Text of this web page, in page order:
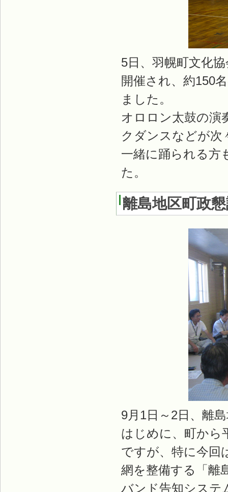
5日、羽幌町文化
開催され、約150
ました。
オロロン太鼓の演
クダンスなどが次
一緒に踊られる方
た。
離島地区町政
9月1日～2日、離
はじめに、町から
ですが、特に今回
網を整備する「離
バンド告知システ